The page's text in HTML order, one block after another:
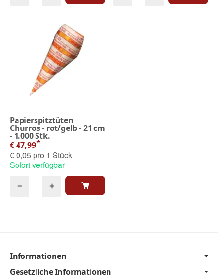
Papierspitztüten
Churros - rot/gelb - 21 cm
- 1.000 Stk.
€ 47,99*
€ 0,05 pro 1 Stück
Sofort verfügbar
Informationen
Gesetzliche Informationen